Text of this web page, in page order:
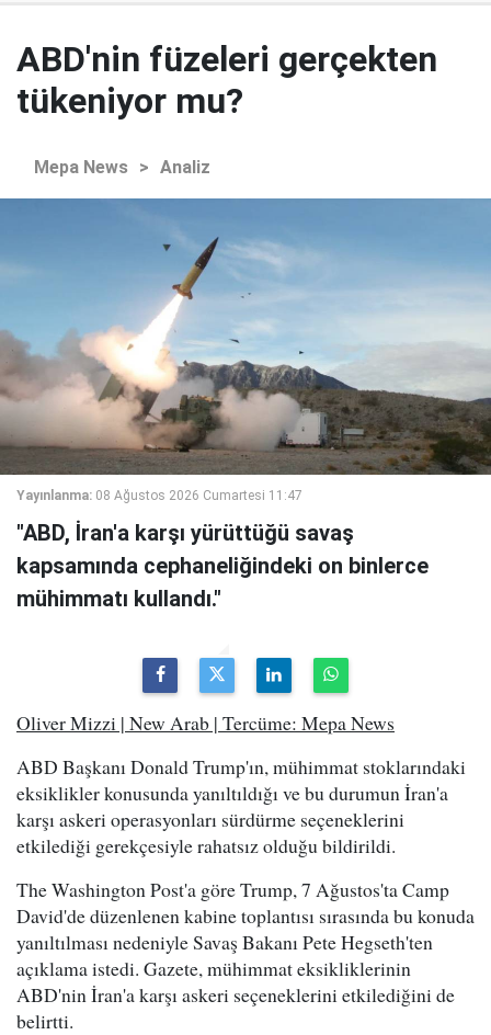
ABD'nin füzeleri gerçekten
tükeniyor mu?
Mepa News > Analiz
Yayınlanma: 08 Ağustos 2026 Cumartesi 11:47
"ABD, İran'a karşı yürüttüğü savaş
kapsamında cephaneliğindeki on binlerce
mühimmatı kullandı."
Oliver Mizzi | New Arab | Tercüme: Mepa News
ABD Başkanı Donald Trump'ın, mühimmat stoklarındaki
eksiklikler konusunda yanıltıldığı ve bu durumun İran'a
karşı askeri operasyonları sürdürme seçeneklerini
etkilediği gerekçesiyle rahatsız olduğu bildirildi.
The Washington Post'a göre Trump, 7 Ağustos'ta Camp
David'de düzenlenen kabine toplantısı sırasında bu konuda
yanıltılması nedeniyle Savaş Bakanı Pete Hegseth'ten
açıklama istedi. Gazete, mühimmat eksikliklerinin
ABD'nin İran'a karşı askeri seçeneklerini etkilediğini de
belirtti.